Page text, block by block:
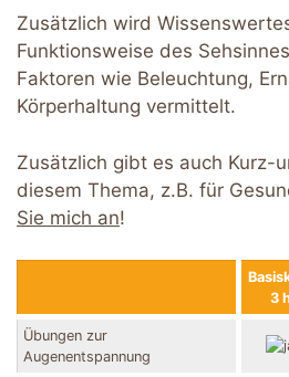
Zusätzlich wird
Funktionsweise des
Faktoren wie Beleuchtung,
Körperhaltung vermittelt.
Zusätzlich gibt es auch Kurz-
diesem Thema, z.B. für
Sie mich an!
3
Übungen zur
Augenentspannung